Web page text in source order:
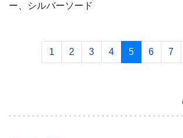
ー、シルバーソード
1 2 3 4 5 6 7